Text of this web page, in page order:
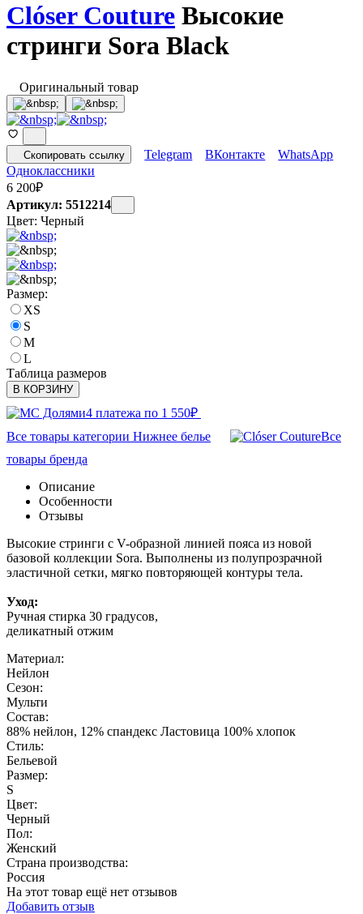
Clóser Couture Высокие
стринги Sora Black
Оригинальный товар
Скопировать ссылку Telegram ВКонтакте
WhatsApp
Одноклассники
6 200₽
Артикул: 5512214
Цвет: Черный
Размер:
XS
S
M
L
Таблица размеров
В КОРЗИНУ
4 платежа по 1 550₽
Все товары категории Нижнее белье
Все
товары бренда
Описание
Особенности
Отзывы
Высокие стринги с V-образной линией пояса из новой
базовой коллекции Sora. Выполнены из полупрозрачной
эластичной сетки, мягко повторяющей контуры тела.
Уход:
Ручная стирка 30 градусов,
деликатный отжим
Материал:
Нейлон
Сезон:
Мульти
Состав:
88% нейлон, 12% спандекс Ластовица 100% хлопок
Стиль:
Бельевой
Размер:
S
Цвет:
Черный
Пол:
Женский
Страна производства:
Россия
На этот товар ещё нет отзывов
Добавить отзыв